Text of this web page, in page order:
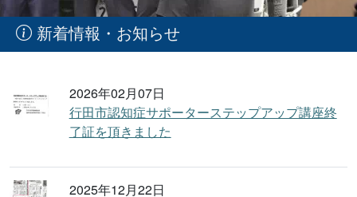
新着情報・お知らせ
2026年02月07日
行田市認知症サポーターステップアップ講座終
了証を頂きました
2025年12月22日